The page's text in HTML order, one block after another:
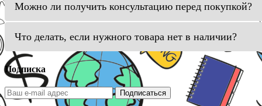
Можно ли получить консультацию перед покупкой?
Что делать, если нужного товара нет в наличии?
Подписка
Подписаться